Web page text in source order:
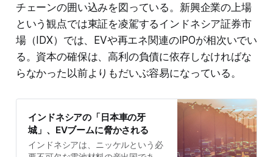
チェーンの囲い込みを図っている。新興企業の上場
という観点では東証を凌駕するインドネシア証券市
場（IDX）では、EVや再エネ関連のIPOが相次いでい
る。資本の確保は、高利の負債に依存しなければな
らなかった以前よりもだいぶ容易になっている。
インドネシアの「日本車の牙
城」、EVブームに脅かされる
インドネシアは、ニッケルという必